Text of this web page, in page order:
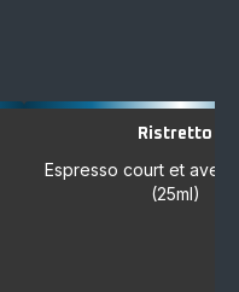
Ristretto
Espresso court et avec
(25ml)